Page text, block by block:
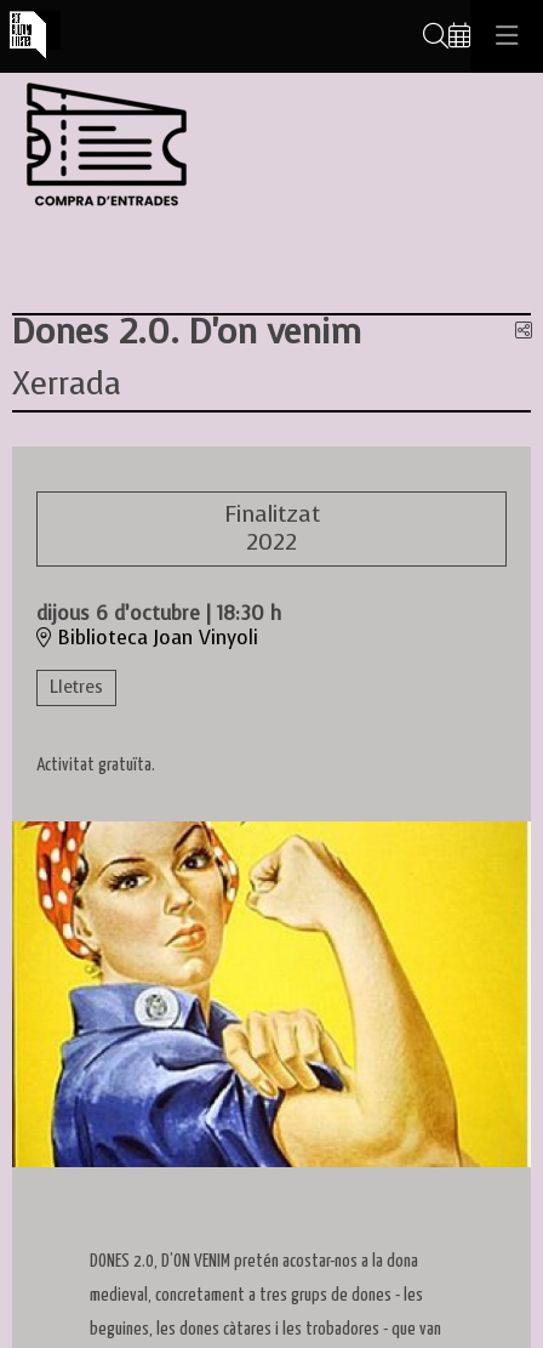
Dones 2.0. D'on venim
Xerrada
Finalitzat
2022
dijous 6 d’octubre | 18:30 h
Biblioteca Joan Vinyoli
Lletres
Activitat gratuïta.
DONES 2.0, D’ON VENIM pretén acostar-nos a la dona
medieval, concretament a tres grups de dones - les
beguines, les dones càtares i les trobadores - que van